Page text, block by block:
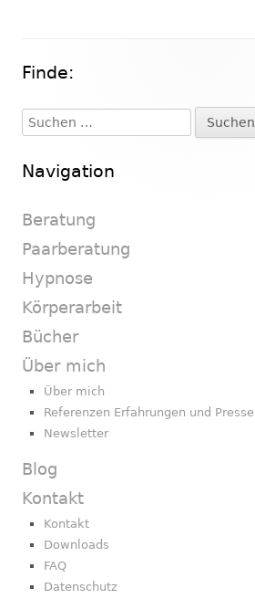
Haupt-
Seitenleiste
Finde:
Suchen
nach:
Navigation
Beratung
Paarberatung
Hypnose
Körperarbeit
Bücher
Über mich
Über mich
Referenzen Erfahrungen und Presse
Newsletter
Blog
Kontakt
Kontakt
Downloads
FAQ
Datenschutz